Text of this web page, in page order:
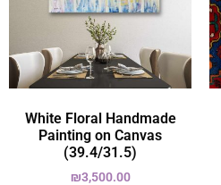
White Floral Handmade
Painting on Canvas
(39.4/31.5)
₪3,500.00